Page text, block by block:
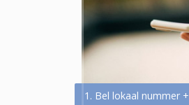
1. Bel lokaal nummer +